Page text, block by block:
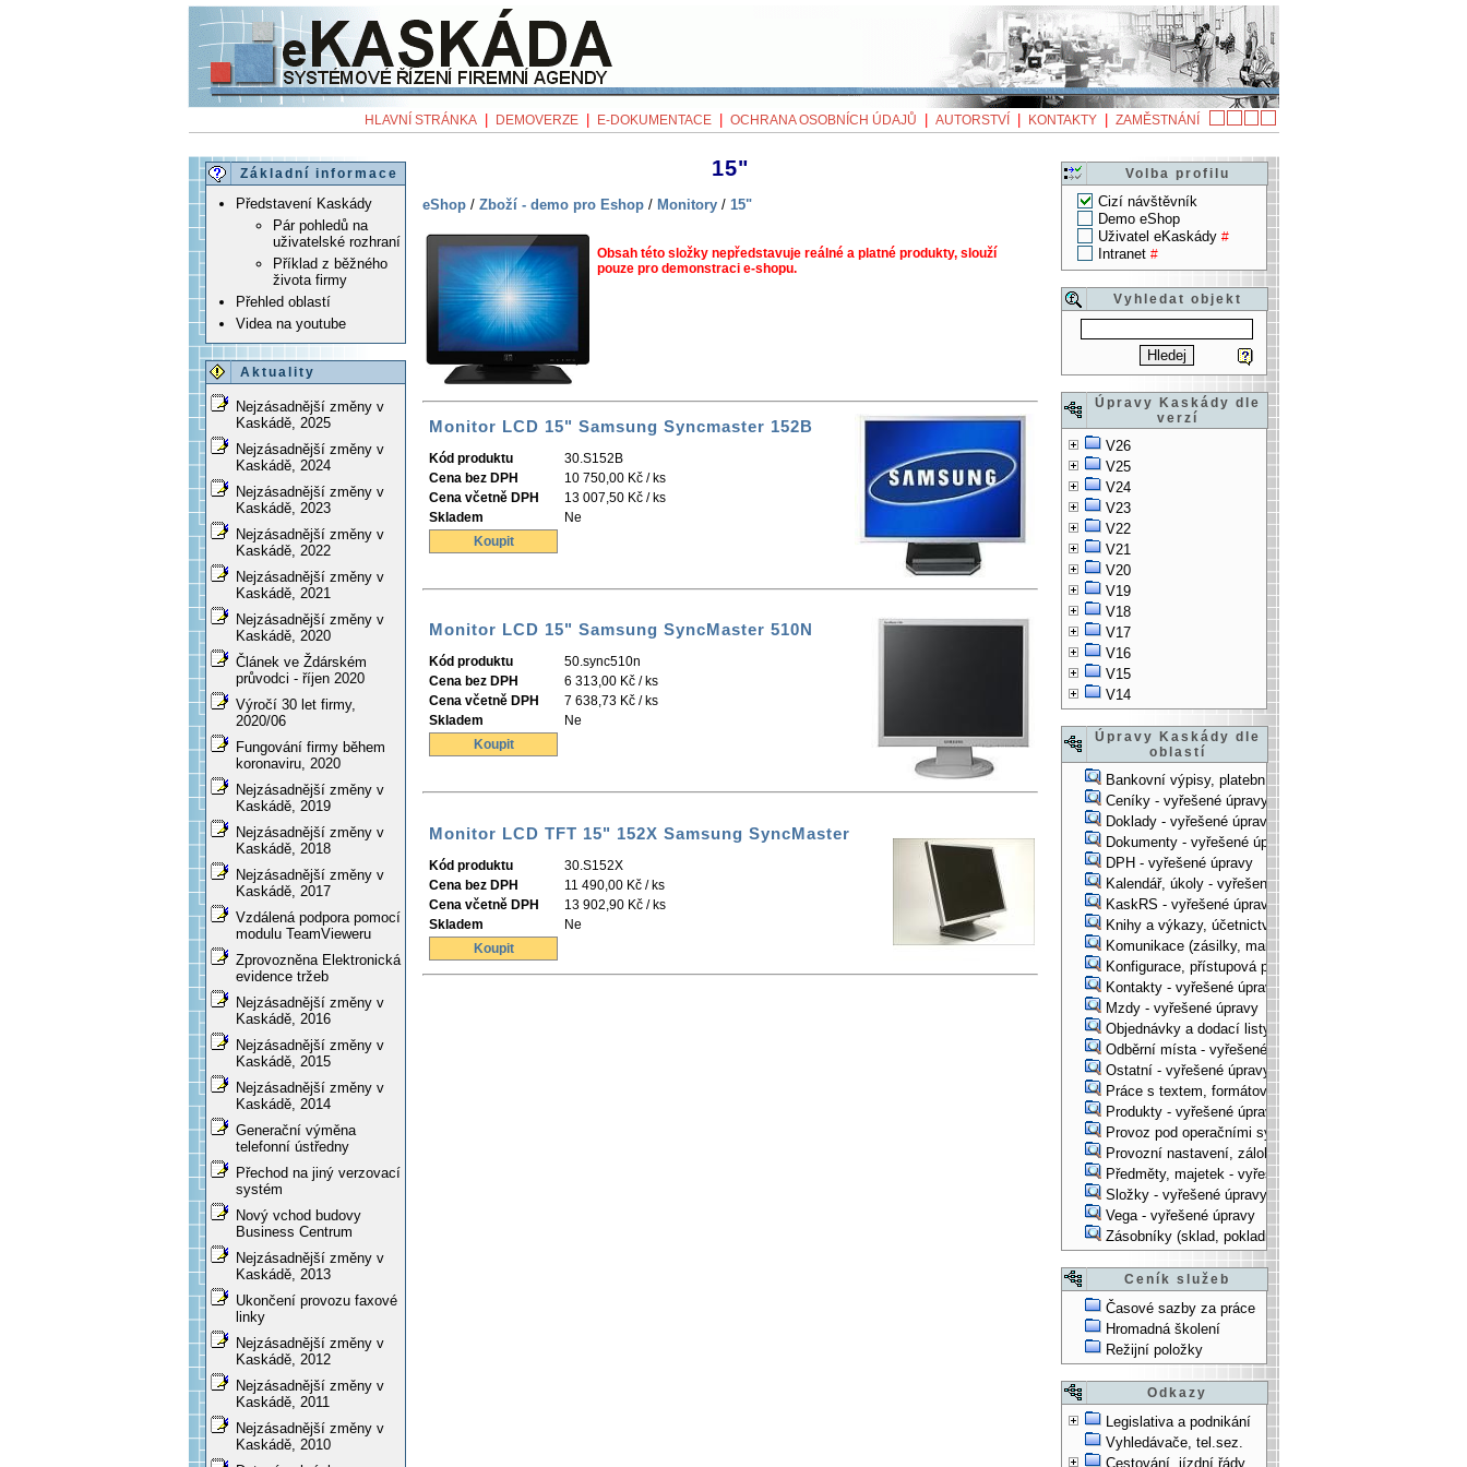
HLAVNÍ STRÁNKA DEMOVERZE E-DOKUMENTACE OCHRANA OSOBNÍCH ÚDAJŮ AUTORSTVÍ KONTAKTY ZAMĚSTNÁNÍ
Základní informace
Představení Kaskády
Pár pohledů na
uživatelské rozhraní
Příklad z běžného
života firmy
Přehled oblastí
Videa na youtube
Aktuality
Nejzásadnější změny v
Kaskádě, 2025
Nejzásadnější změny v
Kaskádě, 2024
Nejzásadnější změny v
Kaskádě, 2023
Nejzásadnější změny v
Kaskádě, 2022
Nejzásadnější změny v
Kaskádě, 2021
Nejzásadnější změny v
Kaskádě, 2020
Článek ve Ždárském
průvodci - říjen 2020
Výročí 30 let firmy,
2020/06
Fungování firmy během
koronaviru, 2020
Nejzásadnější změny v
Kaskádě, 2019
Nejzásadnější změny v
Kaskádě, 2018
Nejzásadnější změny v
Kaskádě, 2017
Vzdálená podpora pomocí
modulu TeamVieweru
Zprovozněna Elektronická
evidence tržeb
Nejzásadnější změny v
Kaskádě, 2016
Nejzásadnější změny v
Kaskádě, 2015
Nejzásadnější změny v
Kaskádě, 2014
Generační výměna
telefonní ústředny
Přechod na jiný verzovací
systém
Nový vchod budovy
Business Centrum
Nejzásadnější změny v
Kaskádě, 2013
Ukončení provozu faxové
linky
Nejzásadnější změny v
Kaskádě, 2012
Nejzásadnější změny v
Kaskádě, 2011
Nejzásadnější změny v
Kaskádě, 2010
Volba profilu
Cizí návštěvník
Demo eShop
Uživatel eKaskády #
Intranet #
Vyhledat objekt
Úpravy Kaskády dle
verzí
V26
V25
V24
V23
V22
V21
V20
V19
V18
V17
V16
V15
V14
Úpravy Kaskády dle
oblastí
Bankovní výpisy, platební příkazy - vyřešené úpravy
Ceníky - vyřešené úpravy
Doklady - vyřešené úpravy
Dokumenty - vyřešené úpravy
DPH - vyřešené úpravy
Kalendář, úkoly - vyřešené úpravy
KaskRS - vyřešené úpravy
Knihy a výkazy, účetnictví - vyřešené úpravy
Komunikace (zásilky, mail-systém, ...) - vyřešené úpravy
Konfigurace, přístupová práva, ... - vyřešené úpravy
Kontakty - vyřešené úpravy
Mzdy - vyřešené úpravy
Objednávky a dodací listy - vyřešené úpravy
Odběrní místa - vyřešené úpravy
Ostatní - vyřešené úpravy
Práce s textem, formátování, ... - vyřešené úpravy
Produkty - vyřešené úpravy
Provoz pod operačními systémy, technologické věci -
Provozní nastavení, zálohování, instalace, ... -
Předměty, majetek - vyřešené úpravy
Složky - vyřešené úpravy
Vega - vyřešené úpravy
Zásobníky (sklad, pokladna, bank. účet) - vyřešené
Ceník služeb
Časové sazby za práce
Hromadná školení
Režijní položky
Odkazy
Legislativa a podnikání
Vyhledávače, tel.sez.
Cestování, jízdní řády
15"
eShop / Zboží - demo pro Eshop / Monitory / 15"
Obsah této složky nepředstavuje reálné a platné produkty, slouží
pouze pro demonstraci e-shopu.
Monitor LCD 15" Samsung Syncmaster 152B
Kód produktu
30.S152B
Cena bez DPH
10 750,00 Kč / ks
Cena včetně DPH
13 007,50 Kč / ks
Skladem
Ne
Koupit
Monitor LCD 15" Samsung SyncMaster 510N
Kód produktu
50.sync510n
Cena bez DPH
6 313,00 Kč / ks
Cena včetně DPH
7 638,73 Kč / ks
Skladem
Ne
Koupit
Monitor LCD TFT 15" 152X Samsung SyncMaster
Kód produktu
30.S152X
Cena bez DPH
11 490,00 Kč / ks
Cena včetně DPH
13 902,90 Kč / ks
Skladem
Ne
Koupit